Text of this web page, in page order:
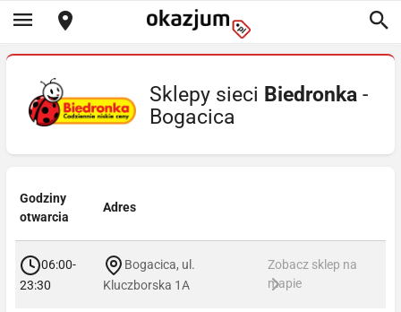
Sklepy sieci Biedronka -
Bogacica
Godziny
otwarcia
Adres
06:00-
23:30
Bogacica, ul.
Kluczborska 1A
Zobacz sklep na
mapie